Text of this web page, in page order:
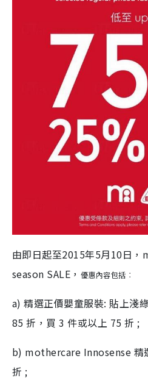
由即日起至2015年5月10日
season SALE， 優惠內容包括︰
a) 精選正價嬰童服裝: 貼上淺
85 折，買 3 件或以上 75 折 ;
b) mothercare Innosense 精
折 ;